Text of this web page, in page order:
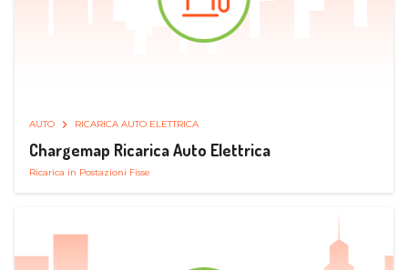
AUTO RICARICA AUTO ELETTRICA
Chargemap Ricarica Auto Elettrica
Ricarica in Postazioni Fisse